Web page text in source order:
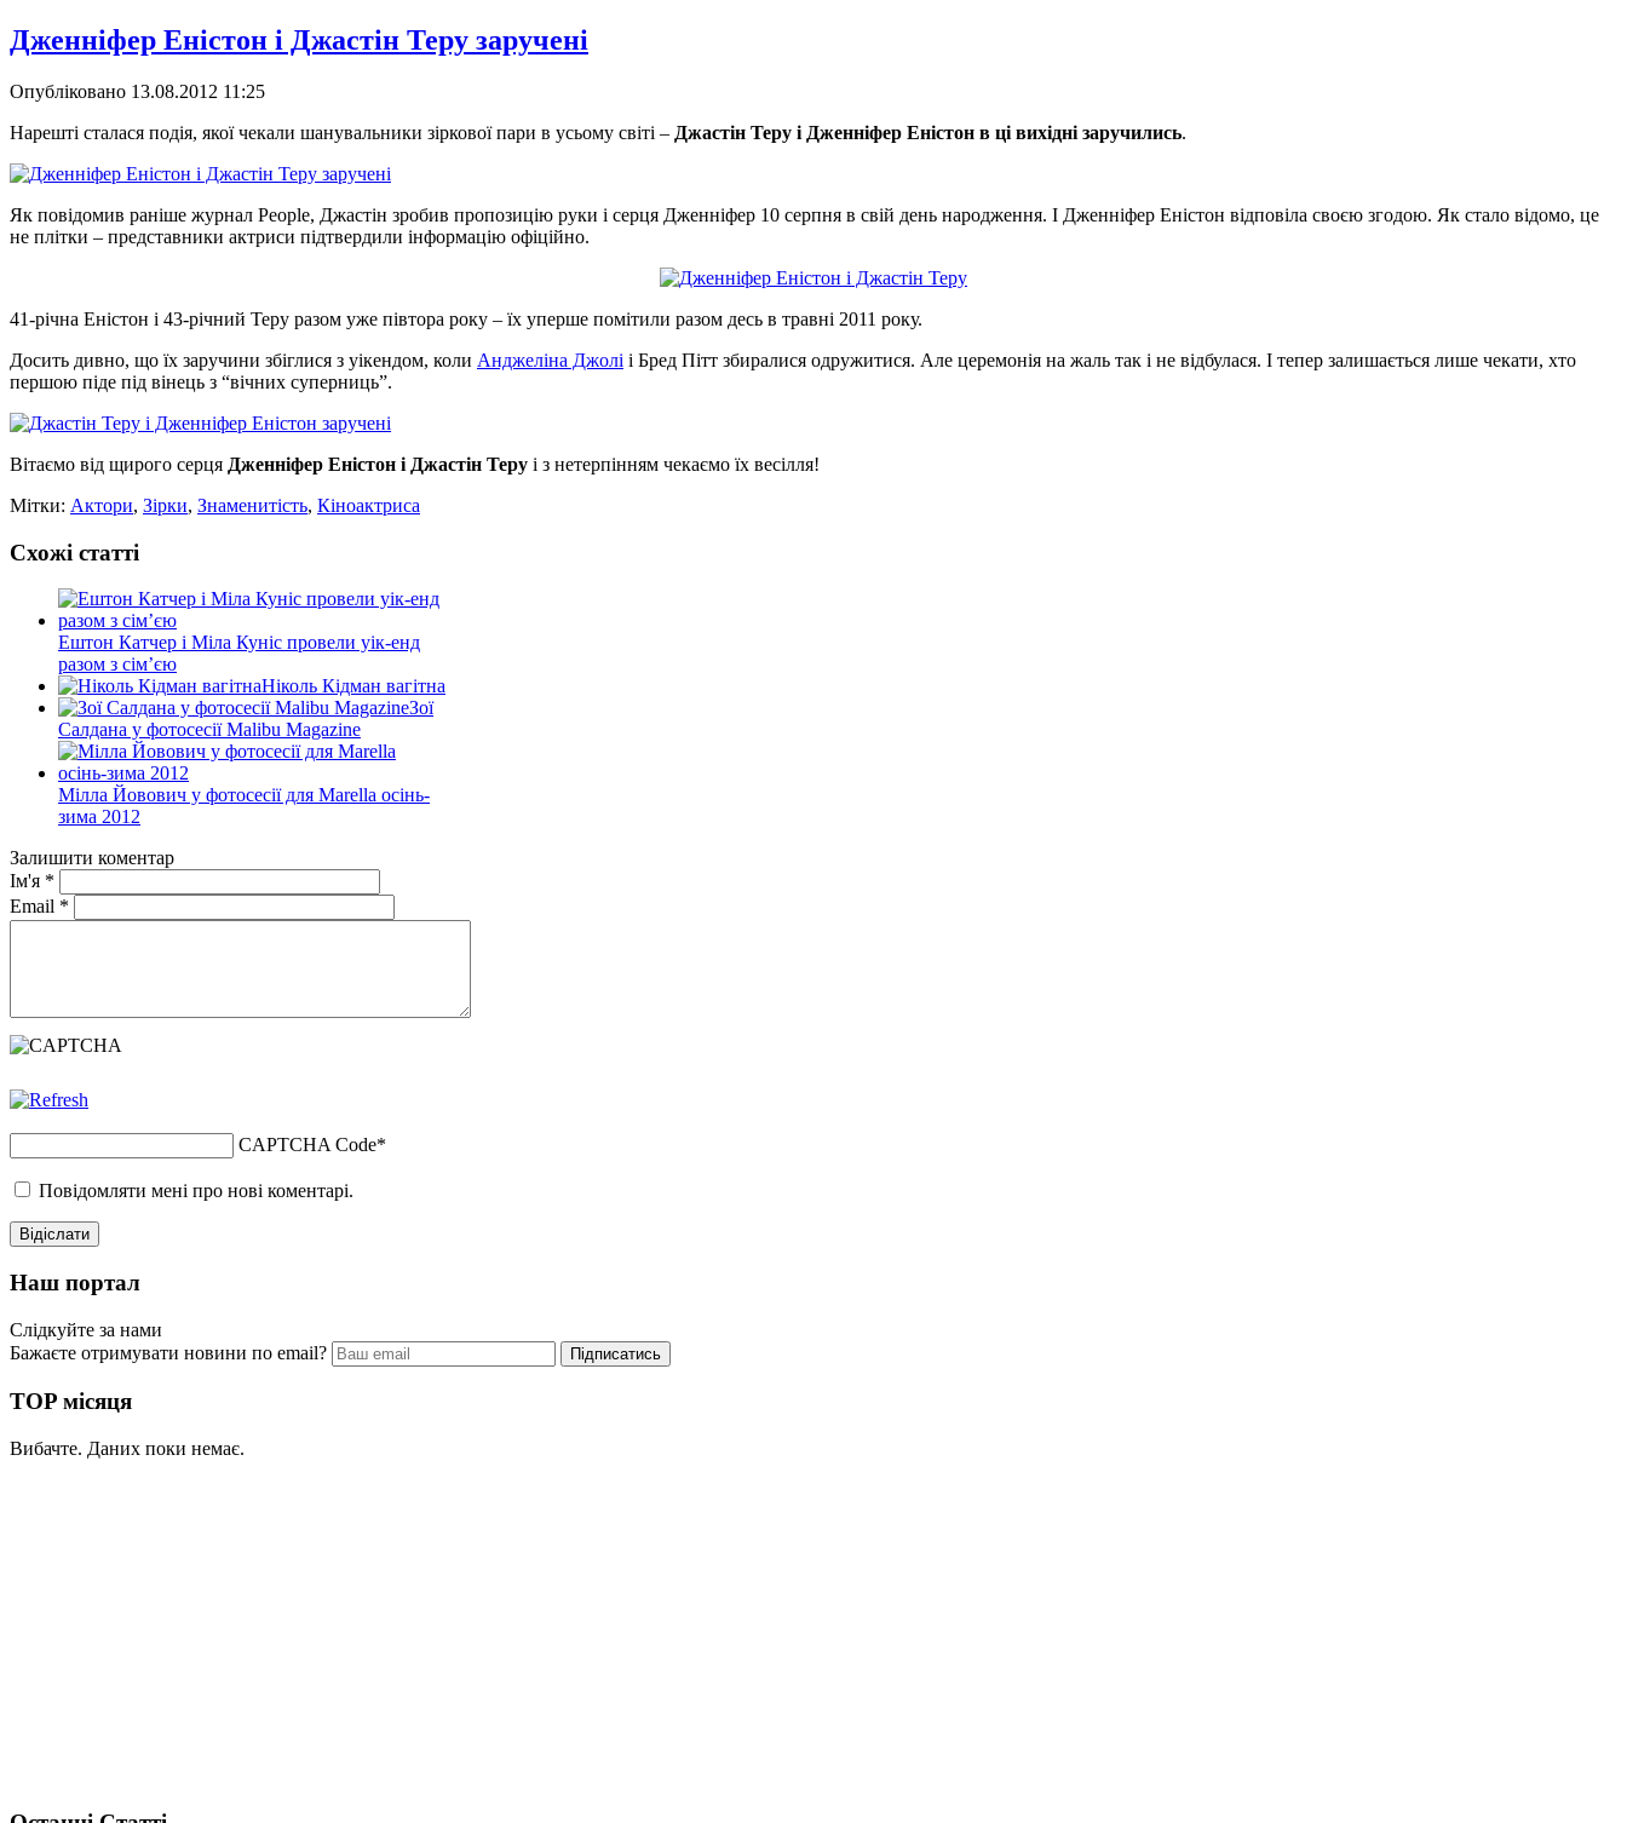
Дженніфер Еністон і Джастін Теру заручені
Опубліковано 13.08.2012 11:25
Нарешті сталася подія, якої чекали шанувальники зіркової пари в усьому світі – Джастін Теру і Дженніфер Еністон в ці вихідні заручились.
Як повідомив раніше журнал People, Джастін зробив пропозицію руки і серця Дженніфер 10 серпня в свій день народження. І Дженніфер Еністон відповіла своєю згодою. Як стало відомо, це
не плітки – представники актриси підтвердили інформацію офіційно.
41-річна Еністон і 43-річний Теру разом уже півтора року – їх уперше помітили разом десь в травні 2011 року.
Досить дивно, що їх заручини збіглися з уікендом, коли Анджеліна Джолі і Бред Пітт збиралися одружитися. Але церемонія на жаль так і не відбулася. І тепер залишається лише чекати, хто
першою піде під вінець з “вічних суперниць”.
Вітаємо від щирого серця Дженніфер Еністон і Джастін Теру і з нетерпінням чекаємо їх весілля!
Мітки: Актори, Зірки, Знаменитість, Кіноактриса
Схожі статті
Ештон Катчер і Міла Куніс провели уік-енд
разом з сім’єю
Ніколь Кідман вагітна
Зої
Салдана у фотосесії Malibu Magazine
Мілла Йовович у фотосесії для Marella осінь-
зима 2012
Залишити коментар
Ім'я *
Email *
CAPTCHA Code*
Повідомляти мені про нові коментарі.
Наш портал
Слідкуйте за нами
Бажаєте отримувати новини по email?
TOP місяця
Вибачте. Даних поки немає.